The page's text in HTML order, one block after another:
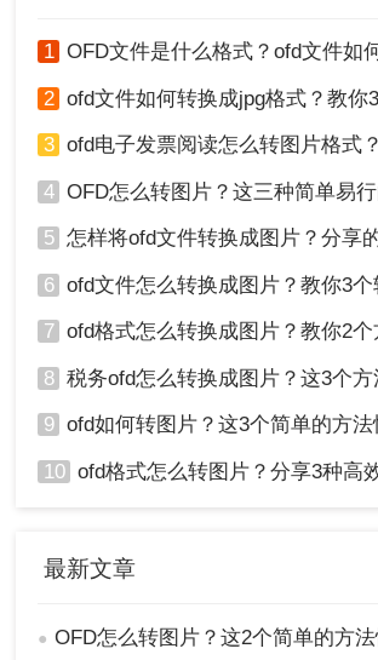
1 OFD文件是什么格式？ofd文件如何转换
2 ofd文件如何转换成jpg格式？教你3个ofd发票
3 ofd电子发票阅读怎么转图片格式？这两种方
4 OFD怎么转图片？这三种简单易行的方法
5 怎样将ofd文件转换成图片？分享的这4种方
6 ofd文件怎么转换成图片？教你3个转
7 ofd格式怎么转换成图片？教你2个方法
8 税务ofd怎么转换成图片？这3个方法
9 ofd如何转图片？这3个简单的方法
10 ofd格式怎么转图片？分享3种高
最新文章
● OFD怎么转图片？这2个简单的方法